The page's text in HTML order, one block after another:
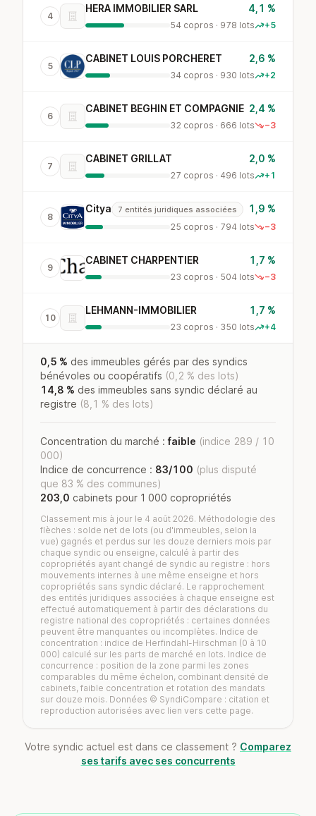
4
HERA IMMOBILIER SARL 4,1 %
54 copros · 978 lots +5
5
CABINET LOUIS PORCHERET 2,6 %
34 copros · 930 lots +2
6
CABINET BEGHIN ET COMPAGNIE 2,4 %
32 copros · 666 lots −3
7
CABINET GRILLAT 2,0 %
27 copros · 496 lots +1
8
Citya 7 entités juridiques associées 1,9 %
25 copros · 794 lots −3
9
CABINET CHARPENTIER 1,7 %
23 copros · 504 lots −3
10
LEHMANN-IMMOBILIER 1,7 %
23 copros · 350 lots +4
0,5 % des immeubles gérés par des syndics
bénévoles ou coopératifs (0,2 % des lots)
14,8 % des immeubles sans syndic déclaré au
registre (8,1 % des lots)
Concentration du marché :faible (indice 289 / 10
000)
Indice de concurrence : 83/100 (plus disputé
que 83 % des communes)
203,0 cabinets pour 1 000 copropriétés
Classement mis à jour le 4 août 2026. Méthodologie des
flèches : solde net de lots (ou d'immeubles, selon la
vue) gagnés et perdus sur les douze derniers mois par
chaque syndic ou enseigne, calculé à partir des
copropriétés ayant changé de syndic au registre : hors
mouvements internes à une même enseigne et hors
copropriétés sans syndic déclaré. Le rapprochement
des entités juridiques associées à chaque enseigne est
effectué automatiquement à partir des déclarations du
registre national des copropriétés : certaines données
peuvent être manquantes ou incomplètes. Indice de
concentration : indice de Herfindahl-Hirschman (0 à 10
000) calculé sur les parts de marché en lots. Indice de
concurrence : position de la zone parmi les zones
comparables du même échelon, combinant densité de
cabinets, faible concentration et rotation des mandats
sur douze mois. Données © SyndiCompare : citation et
reproduction autorisées avec lien vers cette page.
Votre syndic actuel est dans ce classement ? Comparez
ses tarifs avec ses concurrents